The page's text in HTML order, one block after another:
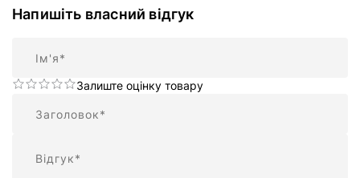
Напишіть власний відгук
Залиште оцінку товару